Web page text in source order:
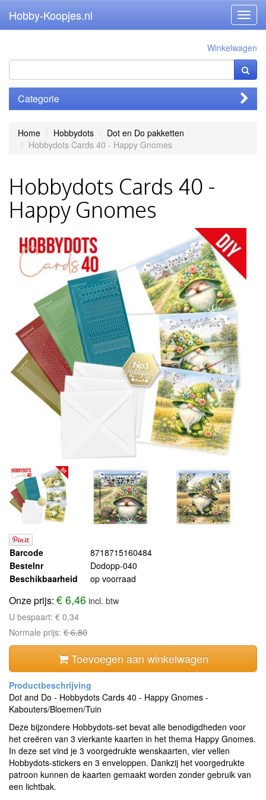
Hobby-Koopjes.nl
Winkelwagen
Categorie
Home Hobbydots
Dot en Do pakketten
Hobbydots Cards 40 - Happy Gnomes
Hobbydots Cards 40 -
Happy Gnomes
Barcode
8718715160484
Bestelnr
Dodopp-040
Beschikbaarheid
op voorraad
Onze prijs: € 6,46incl. btw
U bespaart: € 0,34
Normale prijs: € 6,80
Toevoegen aan winkelwagen
Dot and Do - Hobbydots Cards 40 - Happy Gnomes -
Kabouters/Bloemen/Tuin
Deze bijzondere Hobbydots-set bevat alle benodigdheden voor
het creëren van 3 vierkante kaarten in het thema Happy Gnomes.
In deze set vind je 3 voorgedrukte wenskaarten, vier vellen
Hobbydots-stickers en 3 enveloppen. Dankzij het voorgedrukte
patroon kunnen de kaarten gemaakt worden zonder gebruik van
een lichtbak.